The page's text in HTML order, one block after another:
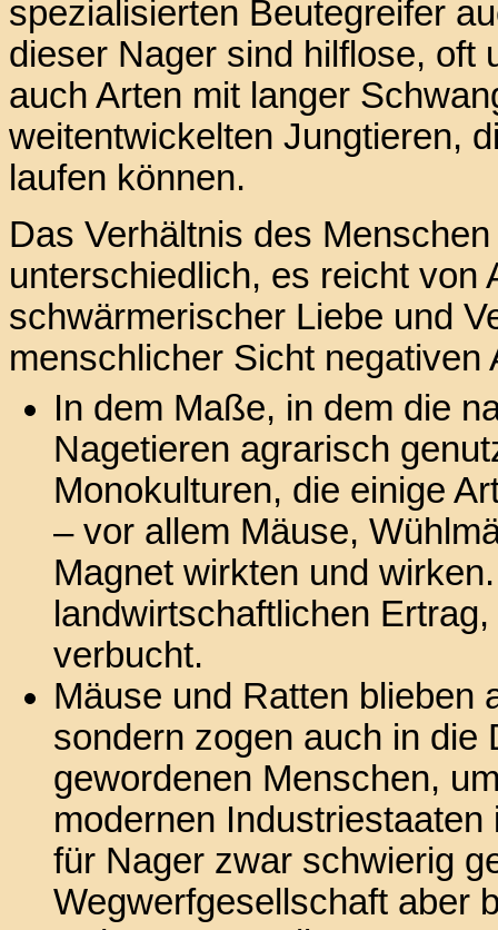
spezialisierten Beutegreifer
dieser Nager sind hilflose, oft
auch Arten mit langer
weitentwickelten Jungtieren,
laufen können.
Das Verhältnis des
unterschiedlich, es reicht von
schwärmerischer Liebe und
menschlicher Sicht negativen
In dem Maße, in dem die
Nagetieren agrarisch
Monokulturen, die einige
– vor allem Mäuse,
Magnet wirkten und
landwirtschaftlichen
verbucht.
Mäuse und Ratten blieben
sondern zogen auch in die
gewordenen Menschen,
modernen
für Nager zwar schwierig
Wegwerfgesellschaft aber